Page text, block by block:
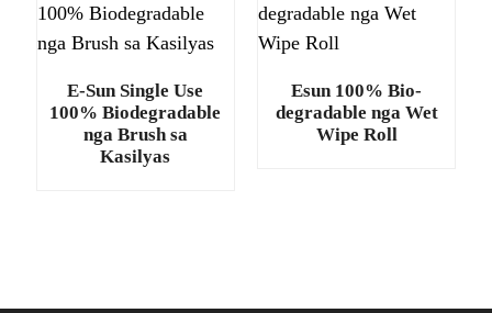
E-Sun Single Use
100% Biodegradable
nga Brush sa
Kasilyas
Esun 100% Bio-
degradable nga Wet
Wipe Roll